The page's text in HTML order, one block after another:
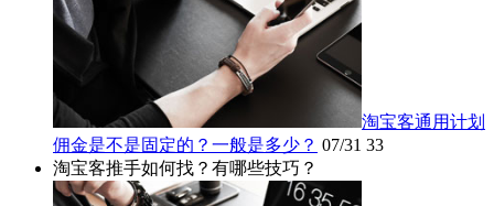
淘宝客通用计划
佣金是不是固定的？一般是多少？ 07/31 33
淘宝客推手如何找？有哪些技巧？